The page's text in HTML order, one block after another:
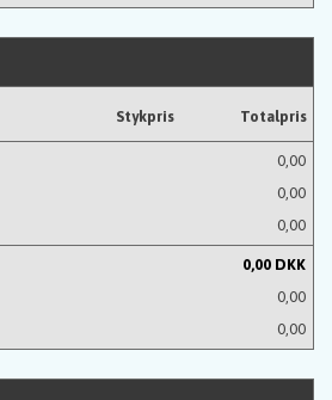
Stykpris Totalpris
0,00
0,00
0,00
0,00 DKK
0,00
0,00